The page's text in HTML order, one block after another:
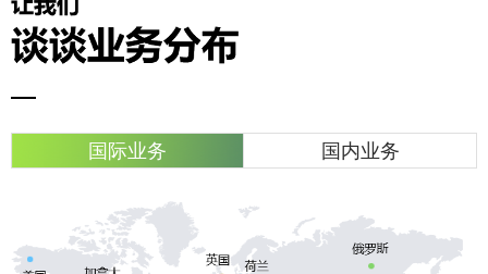
国际业务 国内业务